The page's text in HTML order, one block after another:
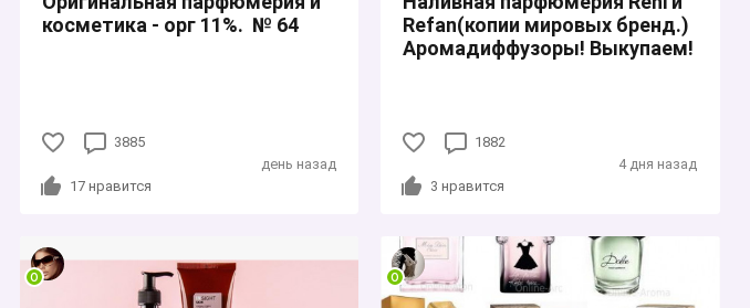
косметика - орг 11%. № 64
3885
17нравится
день назад
Refan(копии мировых бренд.)
Аромадиффузоры! Выкупаем!
1882
3 нравится
4 дня назад